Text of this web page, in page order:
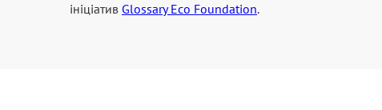
ініціатив Glossary Eco Foundation.